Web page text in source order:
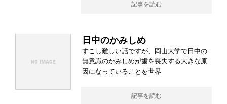
記事を読む
日中のかみしめ
すこし難しい話ですが、岡山大学で日中の
無意識のかみしめが歯を喪失する大きな原
因になっていることを世界
記事を読む